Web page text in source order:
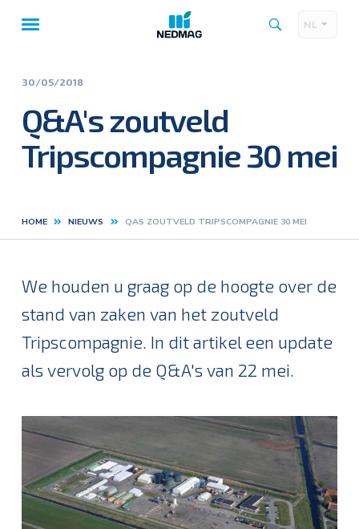
NL
30/05/2018
Q&A's zoutveld
Tripscompagnie 30 mei
Kruimelpad
HOME NIEUWS QAS ZOUTVELD TRIPSCOMPAGNIE 30 MEI
We houden u graag op de hoogte over de
stand van zaken van het zoutveld
Tripscompagnie. In dit artikel een update
als vervolg op de Q&A's van 22 mei.